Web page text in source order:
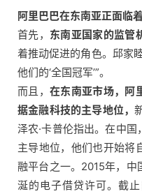
阿里巴巴在东南亚正面临
首先， 东南亚国家的监管
着推动促进的角色。邱家
他们的‘全国冠军’”。
而且， 在东南亚市场，阿
据金融科技的主导地位，
泽农·卡普伦指出。在中
主导地位，他们也开始将
融平台之一。2015年，中
涎的电子借贷许可。截